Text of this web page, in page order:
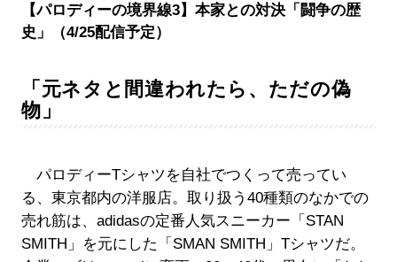
【パロディーの境界線3】本家との対決「闘争の歴
史」（4/25配信予定）
「元ネタと間違われたら、ただの偽
物」
パロディーTシャツを自社でつくって売ってい
る、東京都内の洋服店。取り扱う40種類のなかでの
売れ筋は、adidasの定番人気スニーカー「STAN
SMITH」を元にした「SMAN SMITH」Tシャツだ。